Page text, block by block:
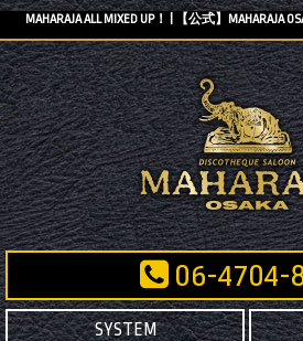
MAHARAJA ALL MIXED UP！ | 【公式】MAHARAJA
06-4704-
SYSTEM